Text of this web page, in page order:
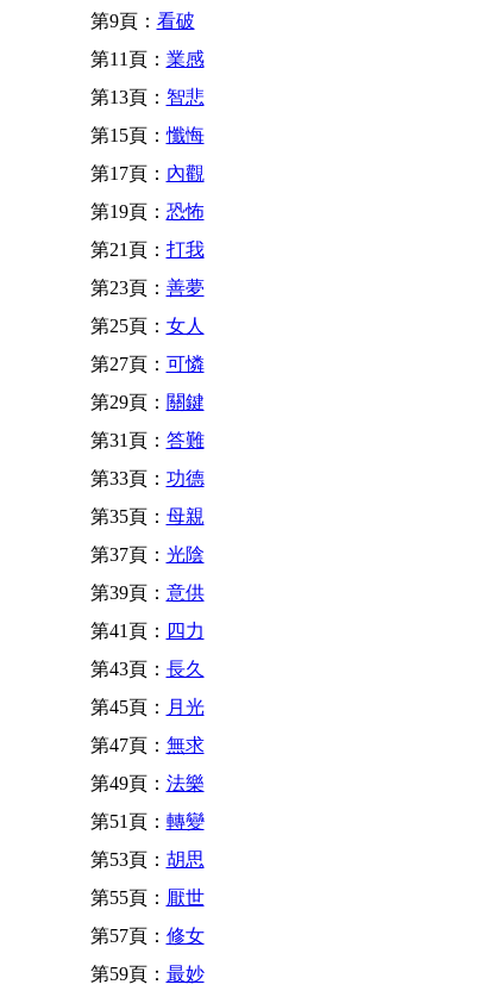
第9頁： 看破
第11頁： 業感
第13頁： 智悲
第15頁：懺悔
第17頁： 內觀
第19頁： 恐怖
第21頁： 打我
第23頁： 善夢
第25頁： 女人
第27頁： 可憐
第29頁： 關鍵
第31頁： 答難
第33頁： 功德
第35頁： 母親
第37頁： 光陰
第39頁： 意供
第41頁： 四力
第43頁： 長久
第45頁： 月光
第47頁： 無求
第49頁： 法樂
第51頁： 轉變
第53頁： 胡思
第55頁： 厭世
第57頁： 修女
第59頁： 最妙